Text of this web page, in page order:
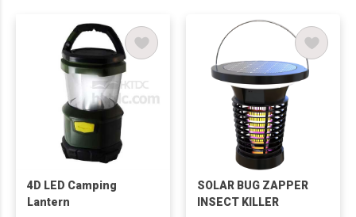
4D LED Camping
Lantern
SOLAR BUG ZAPPER
INSECT KILLER